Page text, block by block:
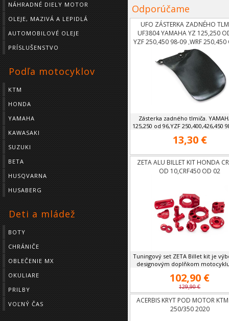
NÁHRADNÉ DIELY MOTOR
OLEJE, MAZIVÁ A LEPIDLÁ
AUTOMOBILOVÉ OLEJE
PRÍSLUŠENSTVO
Podľa motocyklov
KTM
HONDA
YAMAHA
KAWASAKI
SUZUKI
BETA
HUSQVARNA
HUSABERG
Deti a mládež
BOTY
CHRÁNIČE
OBLEČENIE MX
OKULIARE
PRILBY
VOĽNÝ ČAS
Odporúčame
UFO ZÁSTERKA ZADNÉHO
UF3804 YAMAHA YZ 125,250
YZF 250,450 98-09 ,WRF 250,450
Zásterka zadného tlmiča.
125,250 od 96,YZF 250,400,426,450
13,30 €
ZETA ALU BILLET KIT HONDA
OD 10,CRF450 OD 02
Tuningový set ZETA Billet kit je
designovým doplňkom
102,90 €
129,90 €
ACERBIS KRYT POD MOTOR
250/350 2020